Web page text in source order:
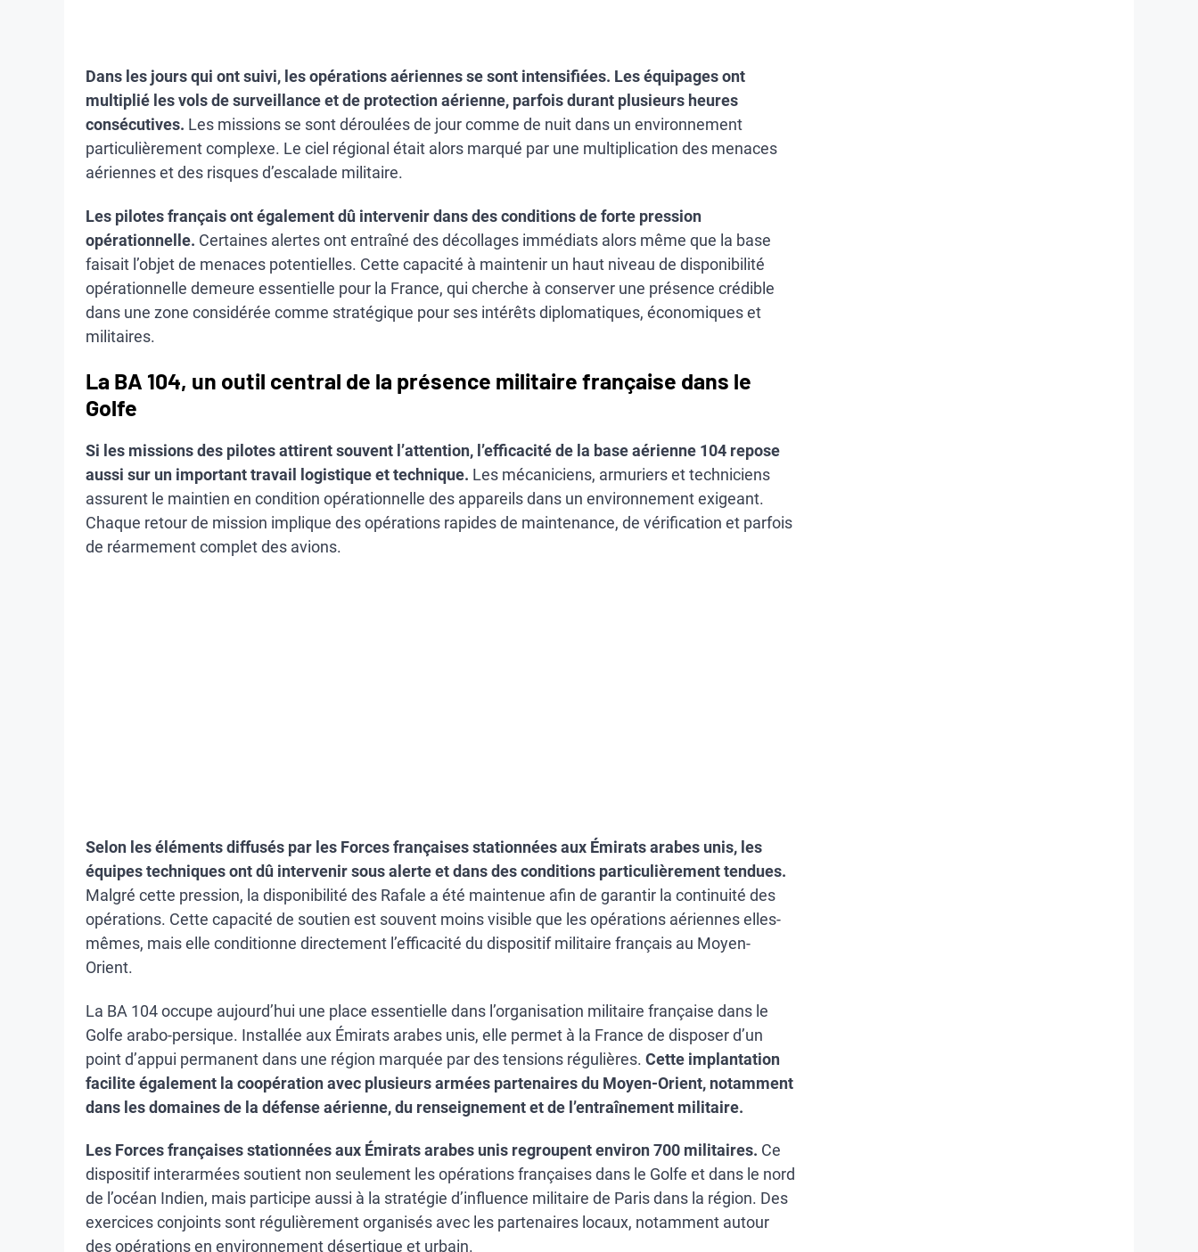
Dans les jours qui ont suivi, les opérations aériennes se sont intensifiées. Les équipages ont
multiplié les vols de surveillance et de protection aérienne, parfois durant plusieurs heures
consécutives. Les missions se sont déroulées de jour comme de nuit dans un environnement
particulièrement complexe. Le ciel régional était alors marqué par une multiplication des menaces
aériennes et des risques d’escalade militaire.
Les pilotes français ont également dû intervenir dans des conditions de forte pression
opérationnelle. Certaines alertes ont entraîné des décollages immédiats alors même que la base
faisait l’objet de menaces potentielles. Cette capacité à maintenir un haut niveau de disponibilité
opérationnelle demeure essentielle pour la France, qui cherche à conserver une présence crédible
dans une zone considérée comme stratégique pour ses intérêts diplomatiques, économiques et
militaires.
La BA 104, un outil central de la présence militaire française dans le
Golfe
Si les missions des pilotes attirent souvent l’attention, l’efficacité de la base aérienne 104 repose
aussi sur un important travail logistique et technique. Les mécaniciens, armuriers et techniciens
assurent le maintien en condition opérationnelle des appareils dans un environnement exigeant.
Chaque retour de mission implique des opérations rapides de maintenance, de vérification et parfois
de réarmement complet des avions.
Selon les éléments diffusés par les Forces françaises stationnées aux Émirats arabes unis, les
équipes techniques ont dû intervenir sous alerte et dans des conditions particulièrement tendues.
Malgré cette pression, la disponibilité des Rafale a été maintenue afin de garantir la continuité des
opérations. Cette capacité de soutien est souvent moins visible que les opérations aériennes elles-
mêmes, mais elle conditionne directement l’efficacité du dispositif militaire français au Moyen-
Orient.
La BA 104 occupe aujourd’hui une place essentielle dans l’organisation militaire française dans le
Golfe arabo-persique. Installée aux Émirats arabes unis, elle permet à la France de disposer d’un
point d’appui permanent dans une région marquée par des tensions régulières. Cette implantation
facilite également la coopération avec plusieurs armées partenaires du Moyen-Orient, notamment
dans les domaines de la défense aérienne, du renseignement et de l’entraînement militaire.
Les Forces françaises stationnées aux Émirats arabes unis regroupent environ 700 militaires. Ce
dispositif interarmées soutient non seulement les opérations françaises dans le Golfe et dans le nord
de l’océan Indien, mais participe aussi à la stratégie d’influence militaire de Paris dans la région. Des
exercices conjoints sont régulièrement organisés avec les partenaires locaux, notamment autour
des opérations en environnement désertique et urbain.